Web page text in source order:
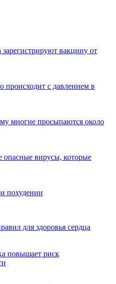
зарегистрируют вакцину от
происходит с давлением в
многие просыпаются около
опасные вирусы, которые
похудении
для здоровья сердца
повышает риск